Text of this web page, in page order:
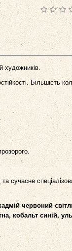
художників.
Більшість
сучасне
червоний
кобальт синій,